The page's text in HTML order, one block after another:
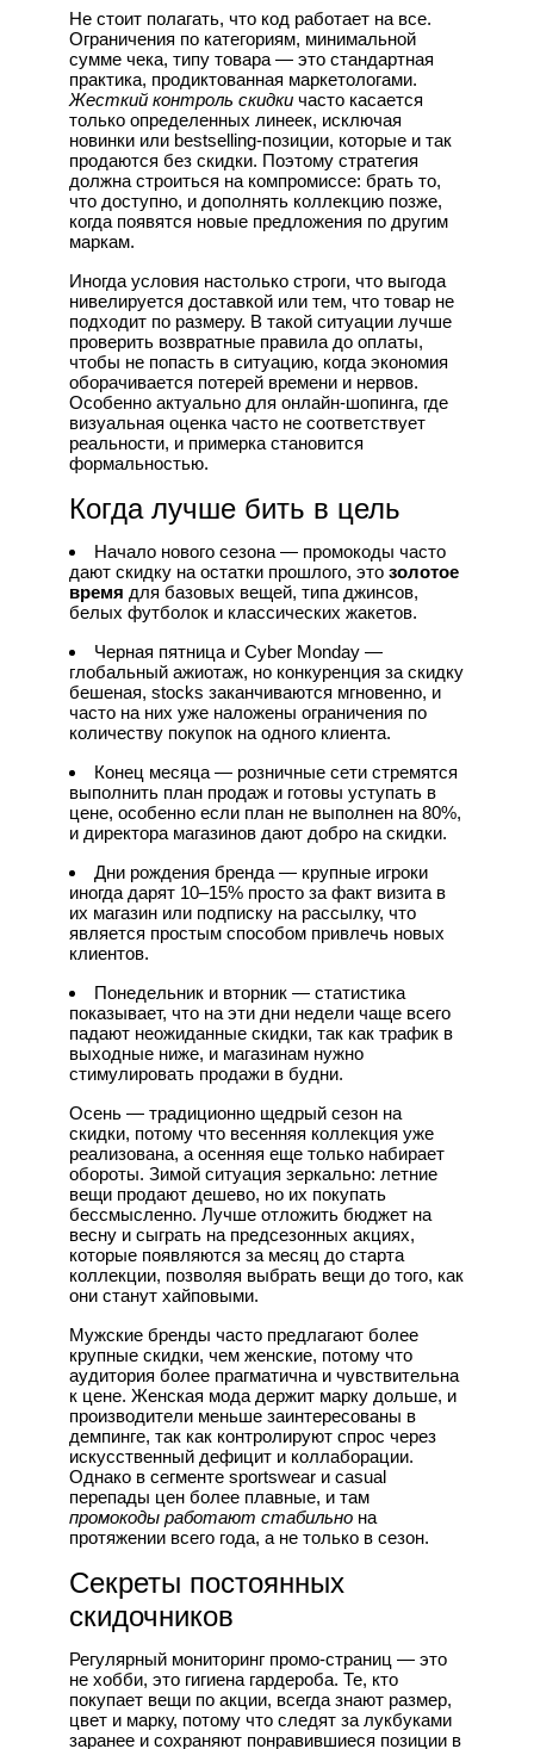
Не стоит полагать, что код работает на все.
Ограничения по категориям, минимальной
сумме чека, типу товара — это стандартная
практика, продиктованная маркетологами.
Жесткий контроль скидки часто касается
только определенных линеек, исключая
новинки или bestselling-позиции, которые и так
продаются без скидки. Поэтому стратегия
должна строиться на компромиссе: брать то,
что доступно, и дополнять коллекцию позже,
когда появятся новые предложения по другим
маркам.
Иногда условия настолько строги, что выгода
нивелируется доставкой или тем, что товар не
подходит по размеру. В такой ситуации лучше
проверить возвратные правила до оплаты,
чтобы не попасть в ситуацию, когда экономия
оборачивается потерей времени и нервов.
Особенно актуально для онлайн-шопинга, где
визуальная оценка часто не соответствует
реальности, и примерка становится
формальностью.
Когда лучше бить в цель
Начало нового сезона — промокоды часто
дают скидку на остатки прошлого, этозолотое
время для базовых вещей, типа джинсов,
белых футболок и классических жакетов.
Черная пятница и Cyber Monday —
глобальный ажиотаж, но конкуренция за скидку
бешеная, stocks заканчиваются мгновенно, и
часто на них уже наложены ограничения по
количеству покупок на одного клиента.
Конец месяца — розничные сети стремятся
выполнить план продаж и готовы уступать в
цене, особенно если план не выполнен на 80%,
и директора магазинов дают добро на скидки.
Дни рождения бренда — крупные игроки
иногда дарят 10–15% просто за факт визита в
их магазин или подписку на рассылку, что
является простым способом привлечь новых
клиентов.
Понедельник и вторник — статистика
показывает, что на эти дни недели чаще всего
падают неожиданные скидки, так как трафик в
выходные ниже, и магазинам нужно
стимулировать продажи в будни.
Осень — традиционно щедрый сезон на
скидки, потому что весенняя коллекция уже
реализована, а осенняя еще только набирает
обороты. Зимой ситуация зеркально: летние
вещи продают дешево, но их покупать
бессмысленно. Лучше отложить бюджет на
весну и сыграть на предсезонных акциях,
которые появляются за месяц до старта
коллекции, позволяя выбрать вещи до того, как
они станут хайповыми.
Мужские бренды часто предлагают более
крупные скидки, чем женские, потому что
аудитория более прагматична и чувствительна
к цене. Женская мода держит марку дольше, и
производители меньше заинтересованы в
демпинге, так как контролируют спрос через
искусственный дефицит и коллаборации.
Однако в сегменте sportswear и casual
перепады цен более плавные, и там
промокоды работают стабильно на
протяжении всего года, а не только в сезон.
Секреты постоянных
скидочников
Регулярный мониторинг промо-страниц — это
не хобби, это гигиена гардероба. Те, кто
покупает вещи по акции, всегда знают размер,
цвет и марку, потому что следят за лукбуками
заранее и сохраняют понравившиеся позиции в